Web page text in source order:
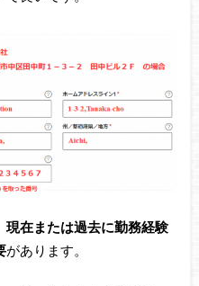
現在または過去に勤務経験
があります。